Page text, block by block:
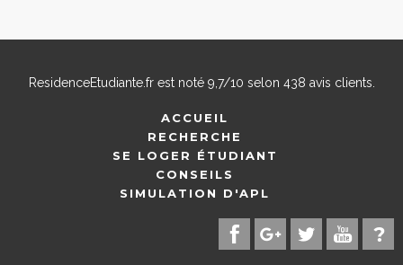
ResidenceEtudiante.frest noté 9,7/10 selon 438 avis clients.
ACCUEIL
RECHERCHE
SE LOGER ÉTUDIANT
CONSEILS
SIMULATION D'APL